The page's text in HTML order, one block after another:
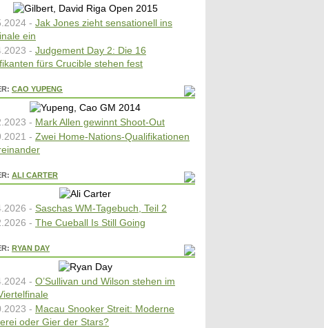
- Jak Jones zieht sensationell ins
ein
- Judgement Day 2: Die 16
fürs Crucible stehen fest
CAO YUPENG
- Mark Allen gewinnt Shoot-Out
- Zwei Home-Nations-Qualifikationen
ALI CARTER
- Saschas WM-Tagebuch, Teil 2
- The Cueball Is Still Going
RYAN DAY
- O’Sullivan und Wilson stehen im
- Macau Snooker Streit: Moderne
oder Gier der Stars?